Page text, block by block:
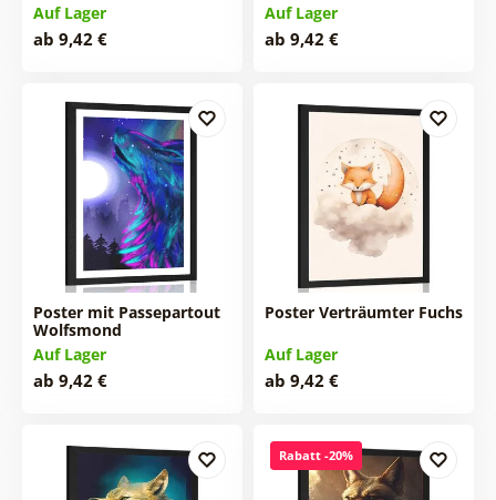
Auf Lager
ab 9,42 €
Auf Lager
ab 9,42 €
Poster mit Passepartout
Wolfsmond
Auf Lager
ab 9,42 €
Poster Verträumter Fuchs
Auf Lager
ab 9,42 €
Rabatt -20%